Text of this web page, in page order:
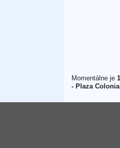
Momentálne je
- Plaza Colonia